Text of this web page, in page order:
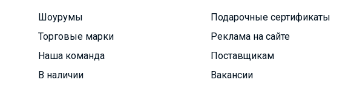
Шоурумы
Торговые марки
Наша команда
В наличии
Подарочные сертификаты
Реклама на сайте
Поставщикам
Вакансии